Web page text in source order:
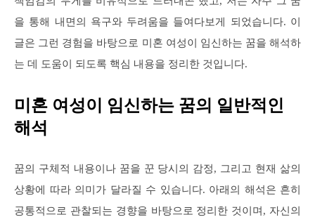
을 통해 내면의 욕구와 두려움을 들여다보게 되었습니다. 이
글은 그런 경험을 바탕으로 미혼 여성이 임신하는 꿈을 해석하
는 데 도움이 되도록 핵심 내용을 정리한 것입니다.
미혼 여성이 임신하는 꿈의 일반적인
해석
꿈의 구체적 내용이나 꿈을 꾼 당시의 감정, 그리고 현재 삶의
상황에 따라 의미가 달라질 수 있습니다. 아래의 해석은 흔히
공통적으로 관찰되는 경향을 바탕으로 정리한 것이며, 자신의